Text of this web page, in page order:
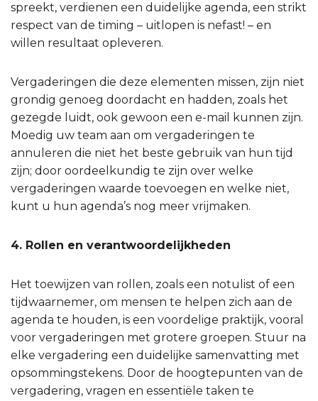
spreekt, verdienen een duidelijke agenda, een strikt
respect van de timing – uitlopen is nefast! – en
willen resultaat opleveren.
Vergaderingen die deze elementen missen, zijn niet
grondig genoeg doordacht en hadden, zoals het
gezegde luidt, ook gewoon een e-mail kunnen zijn.
Moedig uw team aan om vergaderingen te
annuleren die niet het beste gebruik van hun tijd
zijn; door oordeelkundig te zijn over welke
vergaderingen waarde toevoegen en welke niet,
kunt u hun agenda’s nog meer vrijmaken.
4. Rollen en verantwoordelijkheden
Het toewijzen van rollen, zoals een notulist of een
tijdwaarnemer, om mensen te helpen zich aan de
agenda te houden, is een voordelige praktijk, vooral
voor vergaderingen met grotere groepen. Stuur na
elke vergadering een duidelijke samenvatting met
opsommingstekens. Door de hoogtepunten van de
vergadering, vragen en essentiële taken te